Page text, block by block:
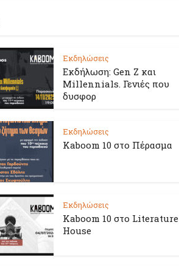
Εκδηλώσεις
Εκδήλωση: Gen Z και
Millennials. Γενιές που
δυσφορ
Εκδηλώσεις
Kaboom 10 στο Πέρασμα
Εκδηλώσεις
Kaboom 10 στο Literature
House